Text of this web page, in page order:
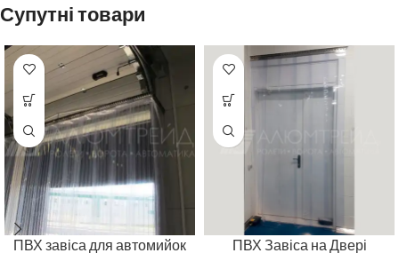
Супутні товари
ПВХ завіса для автомийок ПВХ Завіса на Двері